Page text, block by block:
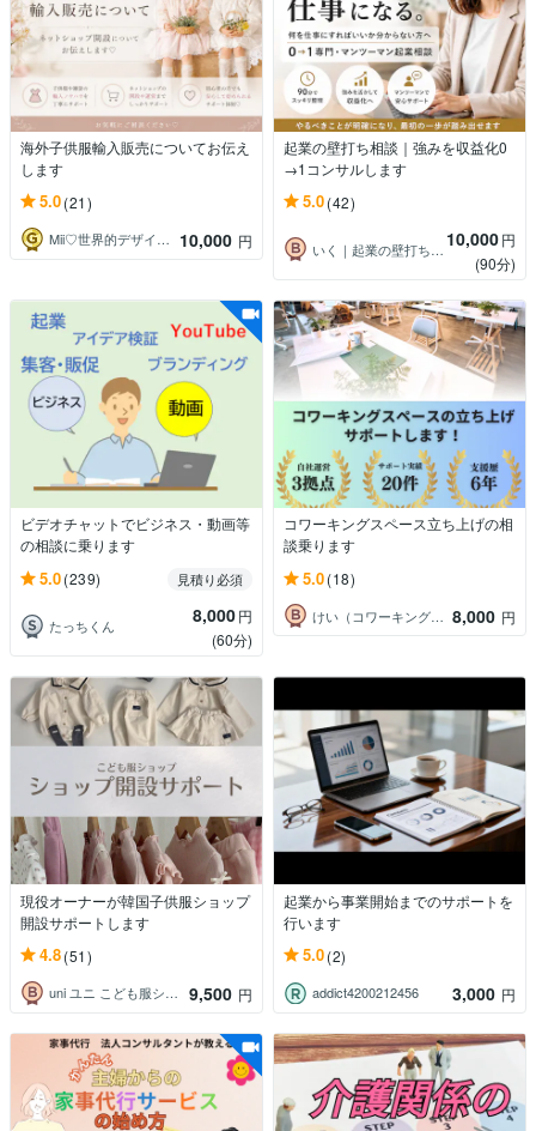
海外子供服輸入販売についてお伝え
します
5.0(21)
Mii♡世界的デザイナー兼起業コンサル 10,000 円
起業の壁打ち相談｜強みを収益化0
→1コンサルします
5.0(42)
いく｜起業の壁打ち専門家 10,000円
(90分)
ビデオチャットでビジネス・動画等
の相談に乗ります
5.0(239) 見積り必須
たっちくん 8,000円
(60分)
コワーキングスペース立ち上げの相
談乗ります
5.0(18)
けい（コワーキングデザイナー） 8,000 円
現役オーナーが韓国子供服ショップ
開設サポートします
4.8(51)
uni ユニ こども服ショップオーナー 9,500 円
起業から事業開始までのサポートを
行います
5.0(2)
addict4200212456 3,000 円